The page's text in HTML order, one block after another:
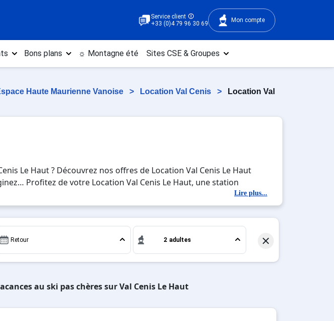
Service client
+33 (0)4 79 96 30 69
Mon compte
Bons plans ☼ Montagne été Sites CSE & Groupes
Haute Maurienne Vanoise > Location Val Cenis >
Location Val
Le Haut ? Découvrez nos offres de Location Val Cenis Le Haut
Profitez de votre Location Val Cenis Le Haut, une station
de ski et des activités en totale immersion avec la beauté des
Cenis Le Haut , en famille ou entre amis, c'est l'occasion parfaite
Lire plus...
Retour 2 adultes
au ski pas chères sur Val Cenis Le Haut